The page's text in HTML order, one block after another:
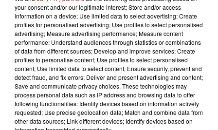
Gagnez vos entrées pour le
Musée du Sport Automobile au
Mans !
Alouette vous invite à
Futuroscope Xperiences !
your consent and/or our legitimate interest: Store and/or access
information on a device; Use limited data to select advertising; Create
profiles for personalised advertising; Use profiles to select personalised
advertising; Measure advertising performance; Measure content
performance; Understand audiences through statistics or combinations
of data from different sources; Develop and improve services; Create
profiles to personalise content; Use profiles to select personalised
content; Use limited data to select content; Ensure security, prevent and
detect fraud, and fix errors; Deliver and present advertising and content;
Save and communicate privacy choices. These technologies may
process personal data such as IP address and browsing data to offer
following functionalities: Identify devices based on information actively
requested; Use precise geolocation data; Match and combine data from
other data sources; Link different devices; Identify devices based on